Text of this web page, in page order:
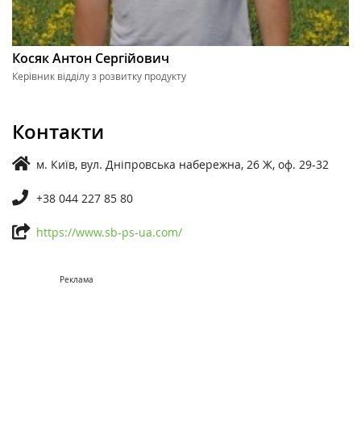
Косяк Антон Сергійович
Керівник відділу з розвитку продукту
Контакти
м. Київ, вул. Дніпровська набережна, 26 Ж, оф. 29-32
+38 044 227 85 80
https://www.sb-ps-ua.com/
Реклама